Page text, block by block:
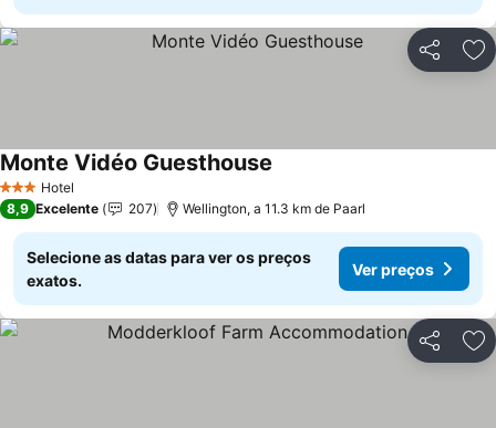
Partilhar
3 EstrelasHotel
Monte Vidéo Guesthouse
8,9 Excelente 207 Wellington, a 11.3 km de Paarl
Selecione as datas para ver os preços
exatos.
Ver preços
Partilhar